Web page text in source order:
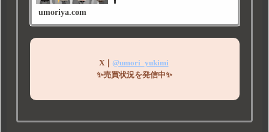
umoriya.com
X｜ @umori_yukimi
✨売買状況を発信中✨